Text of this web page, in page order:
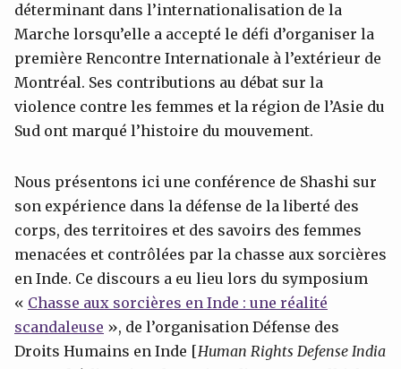
déterminant dans l’internationalisation de la
Marche lorsqu’elle a accepté le défi d’organiser la
première Rencontre Internationale à l’extérieur de
Montréal. Ses contributions au débat sur la
violence contre les femmes et la région de l’Asie du
Sud ont marqué l’histoire du mouvement.
Nous présentons ici une conférence de Shashi sur
son expérience dans la défense de la liberté des
corps, des territoires et des savoirs des femmes
menacées et contrôlées par la chasse aux sorcières
en Inde. Ce discours a eu lieu lors du symposium
« Chasse aux sorcières en Inde : une réalité
scandaleuse », de l’organisation Défense des
Droits Humains en Inde [Human Rights Defense India